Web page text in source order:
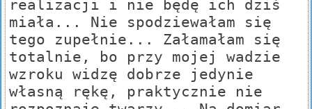
realizacji i nie będę ich dziś
miała... Nie spodziewałam się
tego zupełnie... Załamałam się
totalnie, bo przy mojej wadzie
wzroku widzę dobrze jedynie
własną rękę, praktycznie nie